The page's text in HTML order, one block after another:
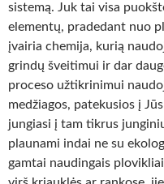
sistemą. Juk tai visa
elementų, pradedant nuo
įvairia chemija, kurią
grindų šveitimui ir dar
proceso užtikrinimui
medžiagos, patekusios į
jungiasi į tam tikrus
plaunami indai ne su
gamtai naudingais